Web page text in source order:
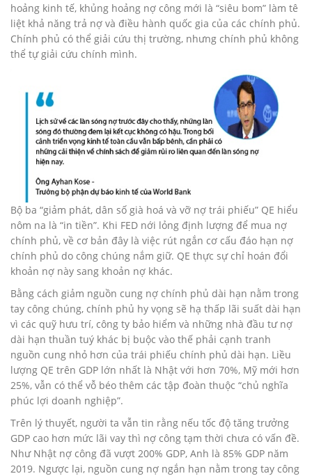
hoảng kinh tế, khủng hoảng nợ công mới là “siêu bom” làm tê
liệt khả năng trả nợ và điều hành quốc gia của các chính phủ.
Chính phủ có thể giải cứu thị trường, nhưng chính phủ không
thể tự giải cứu chính mình.
Bộ ba “giảm phát, dân số già hoá và vỡ nợ trái phiếu” QE hiểu
nôm na là “in tiền”. Khi FED nới lỏng định lượng để mua nợ
chính phủ, về cơ bản đây là việc rút ngắn cơ cấu đáo hạn nợ
chính phủ do công chúng nắm giữ. QE thực sự chỉ hoán đổi
khoản nợ này sang khoản nợ khác.
Bằng cách giảm nguồn cung nợ chính phủ dài hạn nằm trong
tay công chúng, chính phủ hy vọng sẽ hạ thấp lãi suất dài hạn
vì các quỹ hưu trí, công ty bảo hiểm và những nhà đầu tư nợ
dài hạn thuần tuý khác bị buộc vào thế phải cạnh tranh
nguồn cung nhỏ hơn của trái phiếu chính phủ dài hạn. Liều
lượng QE trên GDP lớn nhất là Nhật với hơn 70%, Mỹ mới hơn
25%, vẫn có thể vỗ béo thêm các tập đoàn thuộc “chủ nghĩa
phúc lợi doanh nghiệp”.
Trên lý thuyết, người ta vẫn tin rằng nếu tốc độ tăng trưởng
GDP cao hơn mức lãi vay thì nợ công tạm thời chưa có vấn đề.
Như Nhật nợ công đã vượt 200% GDP, Anh là 85% GDP năm
2019. Ngược lại, nguồn cung nợ ngắn hạn nằm trong tay công